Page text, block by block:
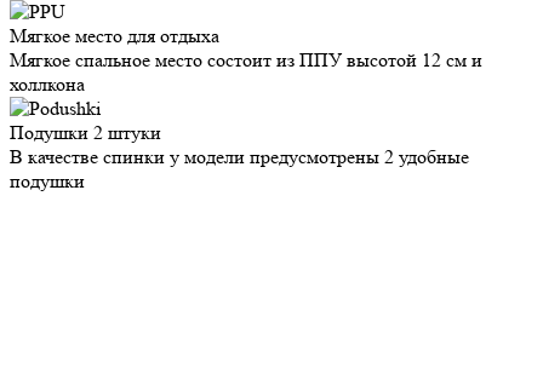
Мягкое место для отдыха
Мягкое спальное место состоит из ППУ высотой 12 см и
холлкона
Подушки 2 штуки
В качестве спинки у модели предусмотрены 2 удобные
подушки